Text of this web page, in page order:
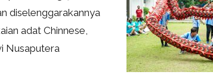
diselenggarakannya
adat Chinnese,
Nusaputera